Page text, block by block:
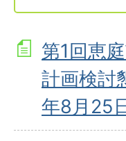
第1回恵
計画検討
年8月25